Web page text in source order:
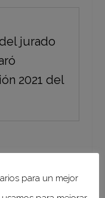
jurado
2021 del
para un mejor